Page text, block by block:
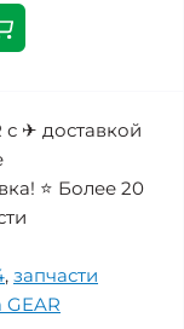
с ✈ доставкой
⭐ Более 20
, запчасти
GEAR